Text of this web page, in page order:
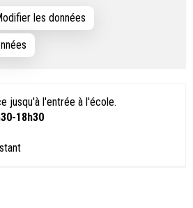
les données
jusqu'à l'entrée à l'école.
18h30